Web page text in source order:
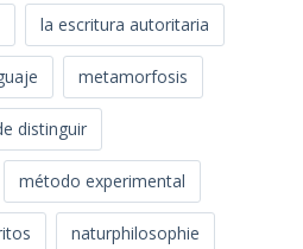
la escritura autoritaria
metamorfosis
distinguir
método experimental
naturphilosophie